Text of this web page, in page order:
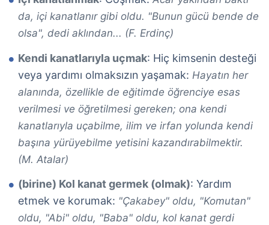
da, içi kanatlanır gibi oldu. "Bunun gücü bende de
olsa", dedi aklından... (F. Erdinç)
Kendi kanatlarıyla uçmak: Hiç kimsenin desteği
veya yardımı olmaksızın yaşamak: Hayatın her
alanında, özellikle de eğitimde öğrenciye esas
verilmesi ve öğretilmesi gereken; ona kendi
kanatlarıyla uçabilme, ilim ve irfan yolunda kendi
başına yürüyebilme yetisini kazandırabilmektir.
(M. Atalar)
(birine) Kol kanat germek (olmak): Yardım
etmek ve korumak: "Çakabey" oldu, "Komutan"
oldu, "Abi" oldu, "Baba" oldu, kol kanat gerdi